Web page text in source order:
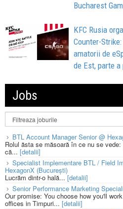
Bucharest
KFC Rusia
Counter-
amatorii de
de Est, parte a
Jobs
BTL Account Manager Senior @
Rolul ăsta se măsoară în ce nu se
că... [detalii]
Specialist Implementare BTL / Field
HexagonX (București)
Lucrăm dintr-o hală... [detalii]
Senior Performance Marketing
Our promise: You choose how you'll
offices in Timpuri... [detalii]